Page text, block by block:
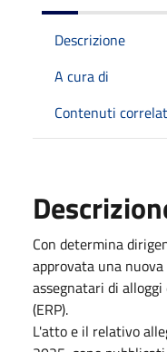
Descrizione
A cura di
Contenuti
Con determina
approvata una
assegnatari di
(ERP).
L'atto e il relativo